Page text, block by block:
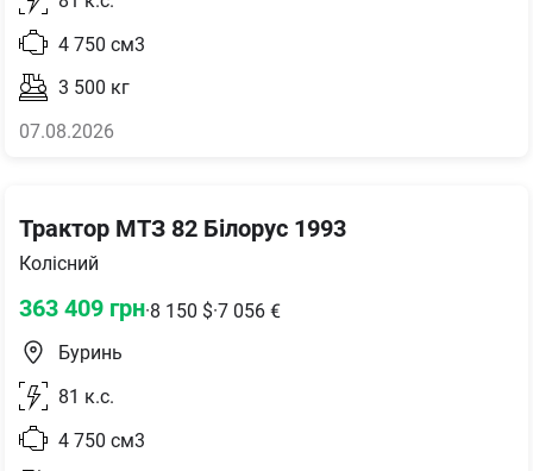
4 750 см3
3 500 кг
07.08.2026
Трактор МТЗ 82 Білорус 1993
Колісний
363 409 грн·8 150 $·7 056 €
Буринь
81 к.с.
4 750 см3